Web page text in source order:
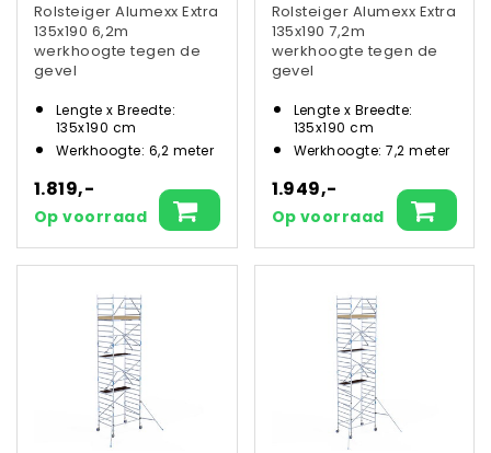
Rolsteiger Alumexx Extra
135x190 6,2m
werkhoogte tegen de
gevel
Lengte x Breedte:
135x190 cm
Werkhoogte: 6,2 meter
1.819,-
Op voorraad
Rolsteiger Alumexx Extra
135x190 7,2m
werkhoogte tegen de
gevel
Lengte x Breedte:
135x190 cm
Werkhoogte: 7,2 meter
1.949,-
Op voorraad